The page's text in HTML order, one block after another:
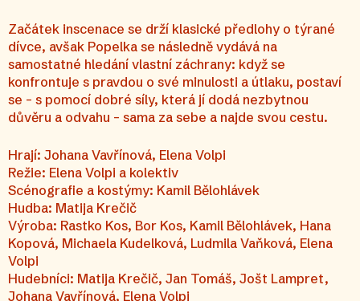
Začátek inscenace se drží klasické předlohy o týrané
dívce, avšak Popelka se následně vydává na
samostatné hledání vlastní záchrany: když se
konfrontuje s pravdou o své minulosti a útlaku, postaví
se – s pomocí dobré síly, která jí dodá nezbytnou
důvěru a odvahu – sama za sebe a najde svou cestu.
Hrají: Johana Vavřínová, Elena Volpi
Režie: Elena Volpi a kolektiv
Scénografie a kostýmy: Kamil Bělohlávek
Hudba: Matija Krečič
Výroba: Rastko Kos, Bor Kos, Kamil Bělohlávek, Hana
Kopová, Michaela Kudelková, Ludmila Vaňková, Elena
Volpi
Hudebníci: Matija Krečič, Jan Tomáš, Jošt Lampret,
Johana Vavřínová, Elena Volpi